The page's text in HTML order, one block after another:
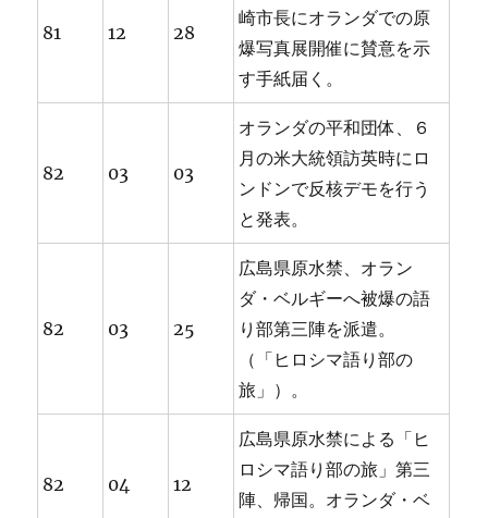
81 12 28
崎市長にオランダでの原
爆写真展開催に賛意を示
す手紙届く。
82 03 03
オランダの平和団体、６
月の米大統領訪英時にロ
ンドンで反核デモを行う
と発表。
82 03 25
広島県原水禁、オラン
ダ・ベルギーへ被爆の語
り部第三陣を派遣。
（「ヒロシマ語り部の
旅」）。
82 04 12
広島県原水禁による「ヒ
ロシマ語り部の旅」第三
陣、帰国。オランダ・ベ